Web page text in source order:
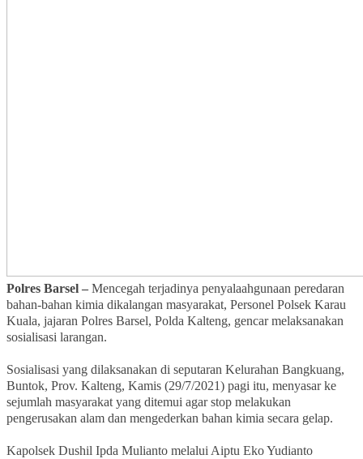
Polres Barsel – Mencegah terjadinya penyalaahgunaan peredaran
bahan-bahan kimia dikalangan masyarakat, Personel Polsek Karau
Kuala, jajaran Polres Barsel, Polda Kalteng, gencar melaksanakan
sosialisasi larangan.
Sosialisasi yang dilaksanakan di seputaran Kelurahan Bangkuang,
Buntok, Prov. Kalteng, Kamis (29/7/2021) pagi itu, menyasar ke
sejumlah masyarakat yang ditemui agar stop melakukan
pengerusakan alam dan mengederkan bahan kimia secara gelap.
Kapolsek Dushil Ipda Mulianto melalui Aiptu Eko Yudianto